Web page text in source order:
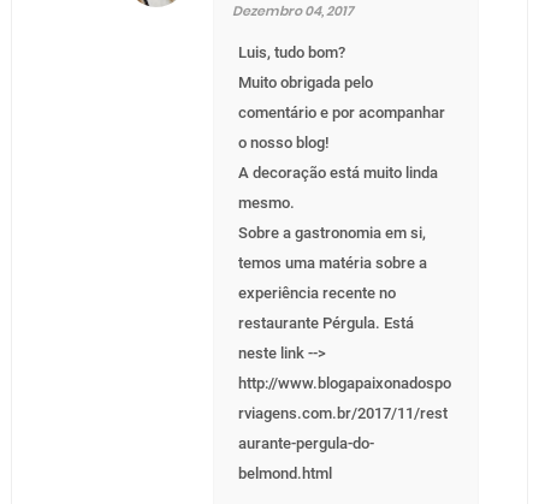
Dezembro 04, 2017
Luis, tudo bom?
Muito obrigada pelo
comentário e por acompanhar
o nosso blog!
A decoração está muito linda
mesmo.
Sobre a gastronomia em si,
temos uma matéria sobre a
experiência recente no
restaurante Pérgula. Está
neste link -->
http://www.blogapaixonadospo
rviagens.com.br/2017/11/rest
aurante-pergula-do-
belmond.html